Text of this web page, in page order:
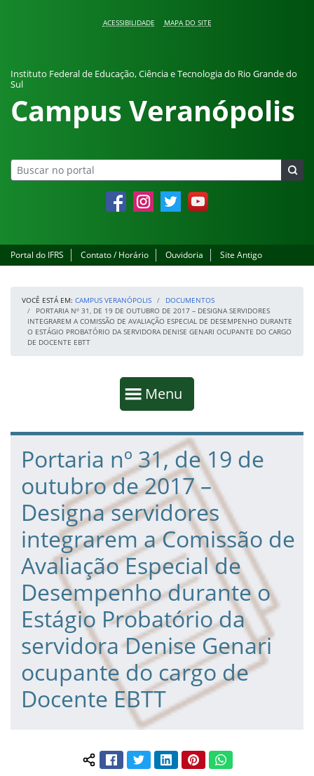
ACESSIBILIDADE MAPA DO SITE
Instituto Federal de Educação, Ciência e Tecnologia do Rio Grande do
Sul
Campus Veranópolis
FacebookInstagramTwitter YouTube
Portal do IFRS Contato / Horário Ouvidoria Site Antigo
VOCÊ ESTÁ EM: CAMPUS VERANÓPOLIS
DOCUMENTOS
PORTARIA Nº 31, DE 19 DE OUTUBRO DE 2017 – DESIGNA SERVIDORES
INTEGRAREM A COMISSÃO DE AVALIAÇÃO ESPECIAL DE DESEMPENHO DURANTE
O ESTÁGIO PROBATÓRIO DA SERVIDORA DENISE GENARI OCUPANTE DO CARGO
DE DOCENTE EBTT
Mostrar
Menu
Fim da navegação
Início do conteúdo
Portaria nº 31, de 19 de
outubro de 2017 –
Designa servidores
integrarem a Comissão de
Avaliação Especial de
Desempenho durante o
Estágio Probatório da
servidora Denise Genari
ocupante do cargo de
Docente EBTT
Compartilhar conteúdo:
FacebookTwitterLinkedInPinterestWhatsApp